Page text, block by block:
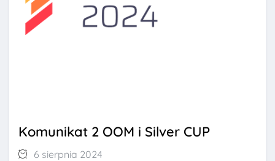
Komunikat 2 OOM i Silver CUP
6 sierpnia 2024